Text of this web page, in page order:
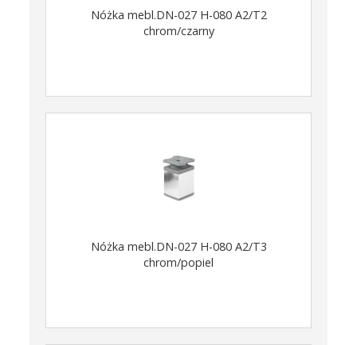
Nóżka mebl.DN-027 H-080 A2/T2
chrom/czarny
Nóżka mebl.DN-027 H-080 A2/T3
chrom/popiel